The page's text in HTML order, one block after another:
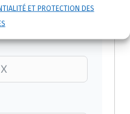
ET PROTECTION DES